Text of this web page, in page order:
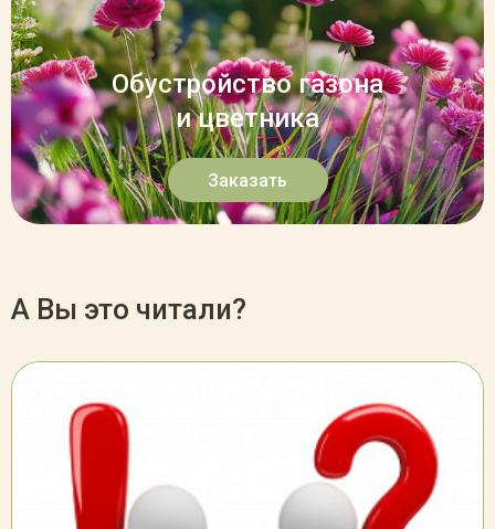
Обустройство газона
и цветника
Заказать
А Вы это читали?